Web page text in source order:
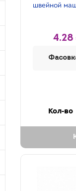
швейной
4.28
Кол-во